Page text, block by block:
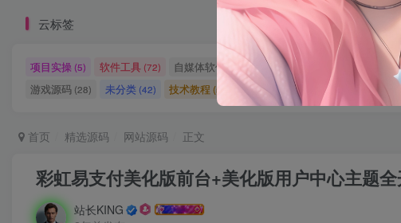
7-9折！等多家顶流
云标签
项目实操(5) 软件工具(72) 自媒体软件(27) 自媒体素材 自媒体教程
游戏源码 (28) 未分类(42) 技术教程 (5) 技术教程(27) 小程序源码 (184)
首页 精选源码 网站源码 正文
彩虹易支付美化版前台+美化版用户中心主题
站长KING